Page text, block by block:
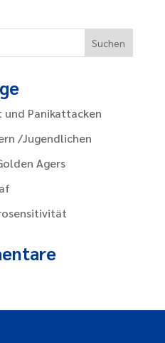
Panikattacken
/Jugendlichen
Agers